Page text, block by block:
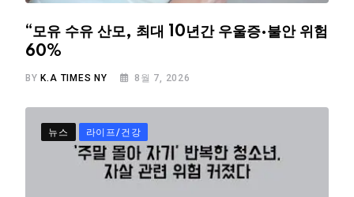
“모유 수유 산모, 최대 10년간 우울증·불안 위험
60%
BY K.A TIMES NY 8월 7, 2026
뉴스 라이프/건강